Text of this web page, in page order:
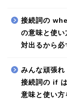
接続詞の
の意味と使
対出るから必
みんな頑張れ
接続詞の if
意味と使い方